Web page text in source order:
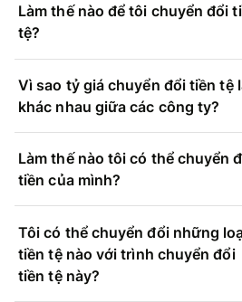
Làm thế nào để tôi chuyển đổi
tệ?
Vì sao tỷ giá chuyển đổi tiền tệ
khác nhau giữa các công ty?
Làm thế nào tôi có thể chuyển
tiền của mình?
Tôi có thể chuyển đổi những
tiền tệ nào với trình chuyển đổi
tiền tệ này?